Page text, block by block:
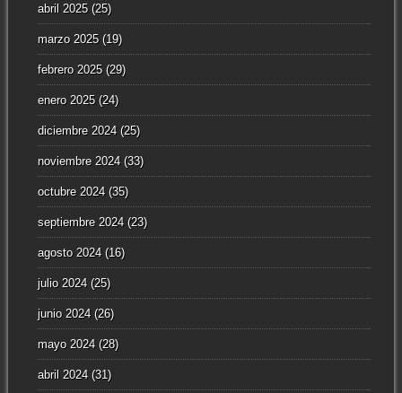
abril 2025(25)
marzo 2025(19)
febrero 2025(29)
enero 2025(24)
diciembre 2024(25)
noviembre 2024(33)
octubre 2024(35)
septiembre 2024(23)
agosto 2024(16)
julio 2024(25)
junio 2024(26)
mayo 2024(28)
abril 2024(31)